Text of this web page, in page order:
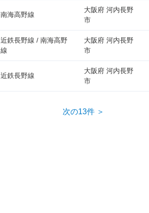
南海高野線
大阪府 河内長野
市
近鉄長野線 / 南海高野
線
大阪府 河内長野
市
近鉄長野線
大阪府 河内長野
市
次の13件 ＞